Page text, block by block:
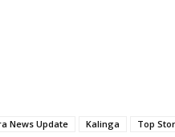
News Update Kalinga Top